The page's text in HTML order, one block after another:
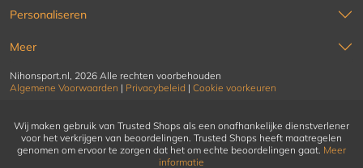
Personaliseren
Meer
Nihonsport.nl, 2026 Alle rechten voorbehouden
Algemene Voorwaarden | Privacybeleid | Cookie voorkeuren
Wij maken gebruik van Trusted Shops als een onafhankelijke dienstverlener
voor het verkrijgen van beoordelingen. Trusted Shops heeft maatregelen
genomen om ervoor te zorgen dat het om echte beoordelingen gaat. Meer
informatie